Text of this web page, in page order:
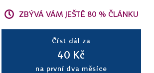
ZBÝVÁ VÁM JEŠTĚ 80 % ČLÁNKU
Číst dál za
40 Kč
na první dva měsíce